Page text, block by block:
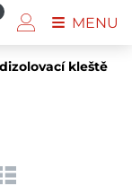
kleště
MENU